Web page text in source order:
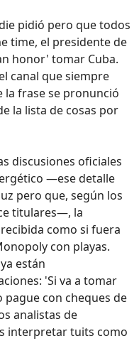
pidió pero que todos
time, el presidente de
honor' tomar Cuba.
canal que siempre
la frase se pronunció
la lista de cosas por
discusiones oficiales
—ese detalle
pero que, según los
titulares—, la
como si fuera
con playas.
están
'Si va a tomar
pague con cheques de
analistas de
interpretar tuits como